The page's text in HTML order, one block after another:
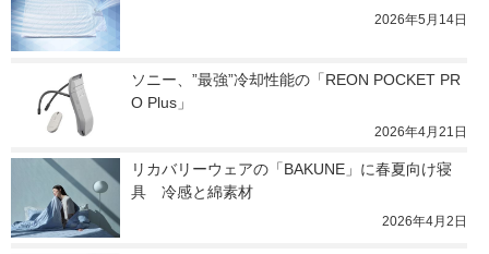
2026年5月14日
ソニー、”最強”冷却性能の「REON POCKET PR
O Plus」
2026年4月21日
リカバリーウェアの「BAKUNE」に春夏向け寝
具　冷感と綿素材
2026年4月2日